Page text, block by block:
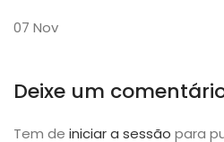
07 Nov
Deixe um
Tem de iniciar a sessão para